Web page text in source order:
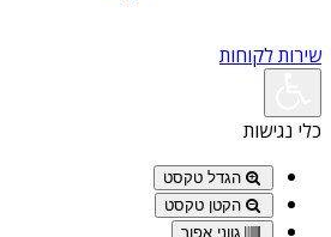
שירות לקוחות
כלי נגישות
הגדל טקסט
הקטן טקסט
גווני אפור